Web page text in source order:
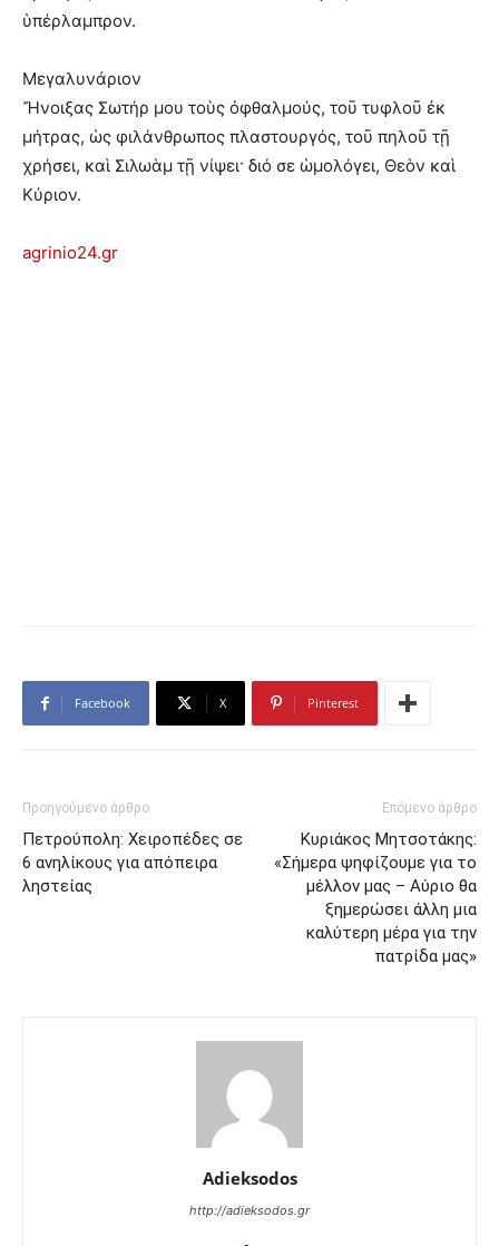
ὑπέρλαμπρον.
Μεγαλυνάριον
Ἤνοιξας Σωτήρ μου τοὺς ὀφθαλμούς, τοῦ τυφλοῦ ἐκ
μήτρας, ὡς φιλάνθρωπος πλαστουργός, τοῦ πηλοῦ τῇ
χρήσει, καὶ Σιλωὰμ τῇ νίψει· διό σε ὡμολόγει, Θεὸν καὶ
Κύριον.
agrinio24.gr
Facebook X Pinterest
Προηγούμενο άρθρο
Πετρούπολη: Χειροπέδες σε
6 ανηλίκους για απόπειρα
ληστείας
Επόμενο άρθρο
Κυριάκος Μητσοτάκης:
«Σήμερα ψηφίζουμε για το
μέλλον μας – Αύριο θα
ξημερώσει άλλη μια
καλύτερη μέρα για την
πατρίδα μας»
Adieksodos
http://adieksodos.gr